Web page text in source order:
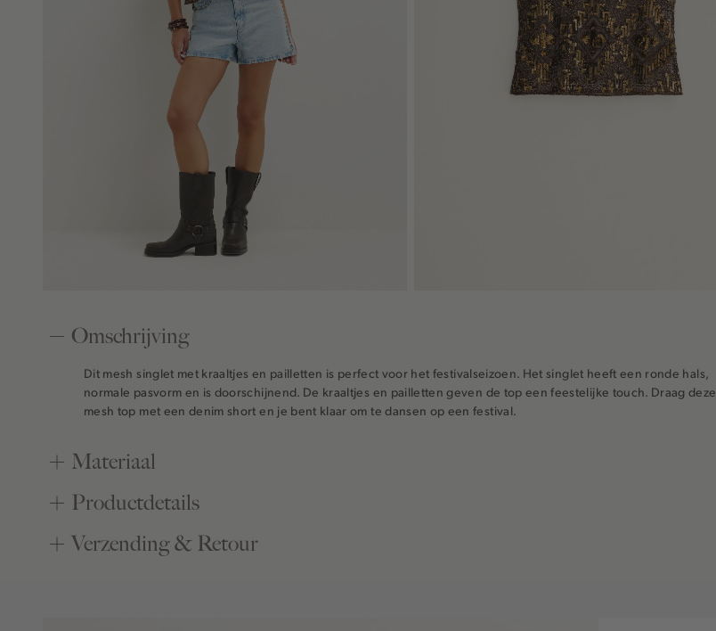
Omschrijving
Dit mesh singlet met kraaltjes en pailletten is perfect voor het festivalseizoen. Het singlet heeft een ronde hals,
normale pasvorm en is doorschijnend. De kraaltjes en pailletten geven de top een feestelijke touch. Draag deze
mesh top met een denim short en je bent klaar om te dansen op een festival.
Materiaal
Productdetails
Verzending & Retour